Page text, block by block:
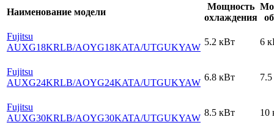
Наименование модели
Мощность
охлаждения
Fujitsu
AUXG18KRLB/AOYG18KATA/UTGUKYAW
5.2 кВт 6
Fujitsu
AUXG24KRLB/AOYG24KATA/UTGUKYAW
6.8 кВт
Fujitsu
AUXG30KRLB/AOYG30KATA/UTGUKYAW
8.5 кВт 10